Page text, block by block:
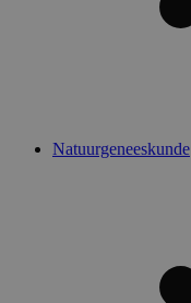
Natuurgeneeskunde